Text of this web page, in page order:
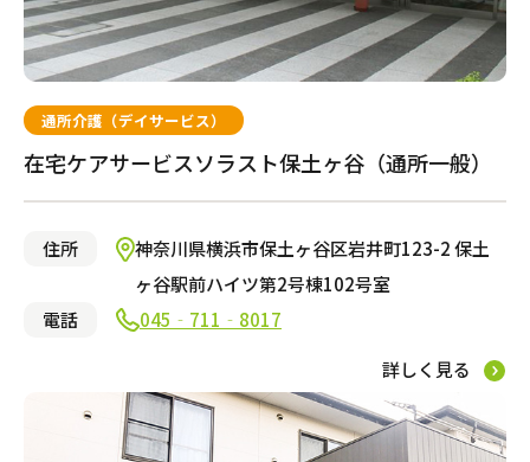
通所介護（デイサービス）
在宅ケアサービスソラスト保土ヶ谷（通所一般）
住所
神奈川県横浜市保土ヶ谷区岩井町123-2 保土
ヶ谷駅前ハイツ第2号棟102号室
電話
045‐711‐8017
詳しく見る
全選択
葛飾区
足立区
杉並区
台東区
昭島市
国分寺市
立川市
府中市
渋谷区
小平市
練馬区
国立市
荒川区
東久留米市
新宿区
大田区
品川区
文京区
調布市
大阪市鶴見区
守口市
堺市中区
大阪市住之江区
大阪市住吉区
大阪市平野区
八尾市
大阪市城東区
枚方市
豊中市
茨木市
東大阪市
堺市堺区
門真市
大阪市北区
大阪市東住吉区
堺市北区
堺市南区
岸和田市
大阪市西成区
船橋市
千葉市美浜区
千葉市中央区
千葉市若葉区
千葉市稲毛区
千葉市緑区
野田市
習志野市
鎌ヶ谷市
越谷市
さいたま市緑区
さいたま市中央区
さいたま市南区
草加市
戸田市
さいたま市浦和区
熊谷市
鴻巣市
春日部市
東松山市
所沢市
八潮市
川崎市幸区
川崎市宮前区
横浜市保土ヶ谷区
横浜市緑区
横浜市南区
大和市
川崎市多摩区
川崎市麻生区
横浜市金沢区
横浜市港北区
横浜市瀬谷区
横浜市泉区
横浜市都筑区
川崎市川崎区
横浜市鶴見区
厚木市
横浜市青葉区
横浜市旭区
平塚市
相模原市中央区
名古屋市北区
名古屋市中村区
名古屋市千種区
名古屋市西区
名古屋市昭和区
みよし市
刈谷市
一宮市
名古屋市南区
豊田市
東海市
京都市南区
京都市上京区
京都市中京区
京都市伏見区
京都市左京区
京都市山科区
龍ケ崎市
神戸市中央区
芦屋市
尼崎市
神戸市灘区
揖保郡
神戸市西区
姫路市大津区
明石市
神戸市東灘区
神戸市兵庫区
神戸市垂水区
新居浜市
尾道市
広島市安佐南区
広島市佐伯区
広島市南区
三原市
宗像市
福岡市南区
福岡市城南区
大野城市
筑紫野市
速見郡
中津市
宇陀市
この条件で絞り込む